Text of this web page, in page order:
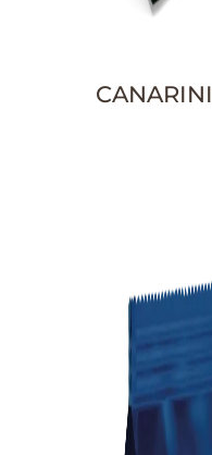
CANARINI